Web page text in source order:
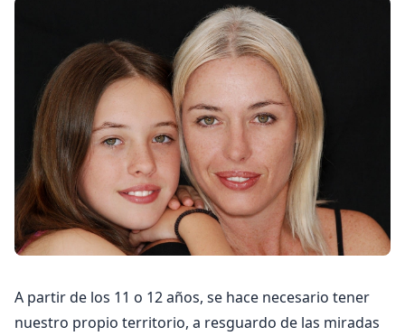
A partir de los 11 o 12 años, se hace necesario tener
nuestro propio territorio, a resguardo de las miradas